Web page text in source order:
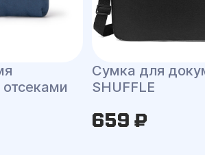
Сумка для
SHUFFLE
659 ₽